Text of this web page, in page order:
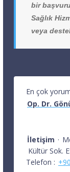
bir
Sağlık
veya
En çok
Op. Dr.
İletişim ·
Kültür Sok.
Telefon :